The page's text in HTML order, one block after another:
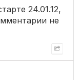
24.01.12,
не